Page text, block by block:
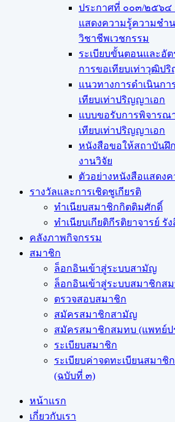
ประกาศที่ ๐๐๓/๒๕๖๔
แสดงความรู้ความชำ
วิชาชีพเวชกรรม
ระเบียบขั้นตอนและอั
การขอเทียบเท่าวุฒิป
แนวทางการดำเนินก
เทียบเท่าปริญญาเอก
แบบขอรับการพิจารณ
เทียบเท่าปริญญาเอก
หนังสือขอให้สถาบันฝึ
งานวิจัย
ตัวอย่างหนังสือแสดงค
รางวัลและการเชิดชูเกียรติ
ทำเนียบสมาชิกกิตติมศักดิ์
ทำเนียบเกียติกีรติยาจารย์ รั
คลังภาพกิจกรรม
สมาชิก
ล็อกอินเข้าสู่ระบบสามัญ
ล็อกอินเข้าสู่ระบบสมาชิกส
ตรวจสอบสมาชิก
สมัครสมาชิกสามัญ
สมัครสมาชิกสมทบ (แพทย์ป
ระเบียบสมาชิก
ระเบียบค่าจดทะเบียนสมา
(ฉบับที่ ๓)
หน้าแรก
เกี่ยวกับเรา